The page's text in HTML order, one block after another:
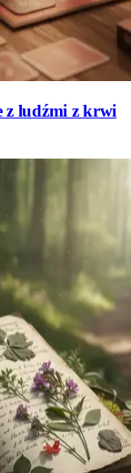
z ludźmi z krwi